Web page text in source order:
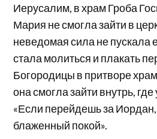
Иерусалим, в храм Гроба
Мария не смогла зайти в
неведомая сила не пускала
стала молиться и плакать
Богородицы в притворе
она смогла зайти внутрь,
«Если перейдешь за
блаженный покой».